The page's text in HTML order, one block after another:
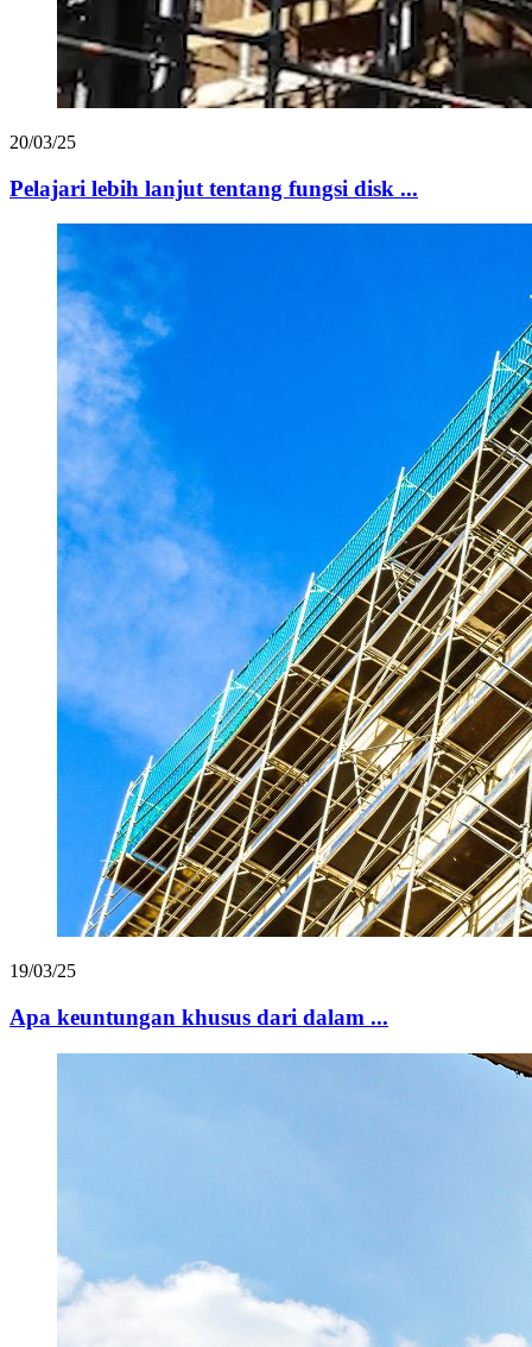
20/03/25
Pelajari lebih lanjut tentang fungsi disk ...
19/03/25
Apa keuntungan khusus dari dalam ...